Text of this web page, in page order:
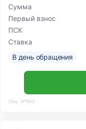
Сумма
Первый взнос
ПСК
Ставка
В день обращения
Лиц. №963